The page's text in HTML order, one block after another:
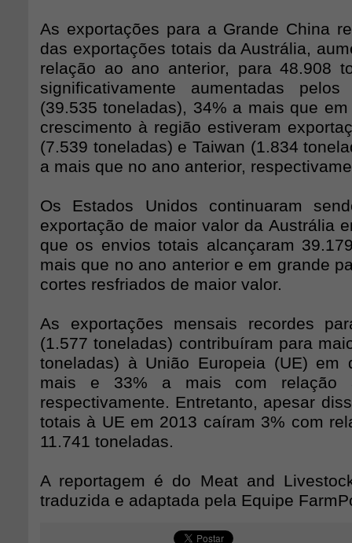
As exportações para a Grande China
das exportações totais da Austrália,
relação ao ano anterior, para 48.908
significativamente aumentadas
(39.535 toneladas), 34% a mais que
crescimento à região estiveram
(7.539 toneladas) e Taiwan (1.834
a mais que no ano anterior,
Os Estados Unidos continuaram
exportação de maior valor da Austrália
que os envios totais alcançaram
mais que no ano anterior e em grande
cortes resfriados de maior valor.
As exportações mensais recordes
(1.577 toneladas) contribuíram para
toneladas) à União Europeia (UE) em
mais e 33% a mais com relação
respectivamente. Entretanto, apesar
totais à UE em 2013 caíram 3% com
11.741 toneladas.
A reportagem é do Meat and
traduzida e adaptada pela Equipe